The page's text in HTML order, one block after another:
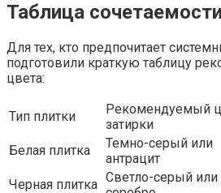
Таблица
Для тех, кто предпочитает
подготовили краткую таблицу
цвета:
Тип плитки
Рекомендуемый
затирки
Белая плитка
Темно-серый или
антрацит
Черная плитка Светло-серый или